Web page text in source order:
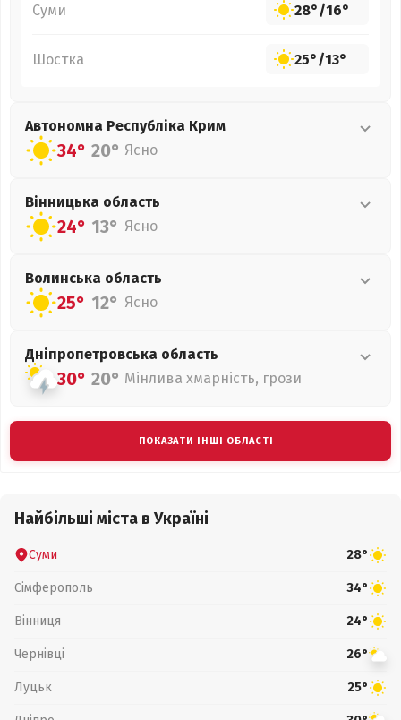
Суми 28°/16°
Шостка 25°/13°
Автономна Республіка Крим
34° 20° Ясно
Вінницька область
24° 13° Ясно
Волинська область
25° 12° Ясно
Дніпропетровська область
30° 20° Мінлива хмарність, грози
ПОКАЗАТИ ІНШІ ОБЛАСТІ
Найбільші міста в Україні
Суми 28°
Сімферополь 34°
Вінниця 24°
Чернівці 26°
Луцьк 25°